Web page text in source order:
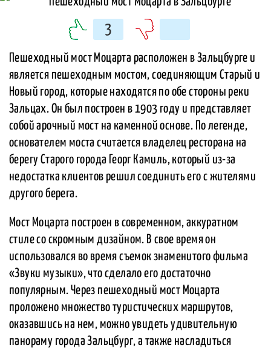
3
Пешеходный мост Моцарта расположен в Зальцбурге и
является пешеходным мостом, соединяющим Старый и
Новый город, которые находятся по обе стороны реки
Зальцах. Он был построен в 1903 году и представляет
собой арочный мост на каменной основе. По легенде,
основателем моста считается владелец ресторана на
берегу Старого города Георг Камиль, который из-за
недостатка клиентов решил соединить его с жителями
другого берега.
Мост Моцарта построен в современном, аккуратном
стиле со скромным дизайном. В свое время он
использовался во время съемок знаменитого фильма
«Звуки музыки», что сделало его достаточно
популярным. Через пешеходный мост Моцарта
проложено множество туристических маршрутов,
оказавшись на нем, можно увидеть удивительную
панораму города Зальцбург, а также насладиться